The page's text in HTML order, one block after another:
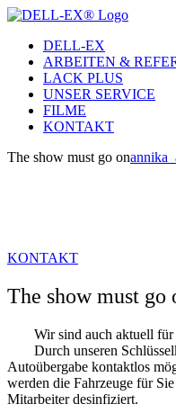
Zum
springenDELL-EX
ARBEITEN &
LACK PLUS
UNSER SERVICE
FILME
KONTAKT
The show must go on
KONTAKT
The show must go
Wir sind auch aktuell
Durch unseren
Autoübergabe kontaktlos
werden die Fahrzeuge für
Mitarbeiter desinfiziert.